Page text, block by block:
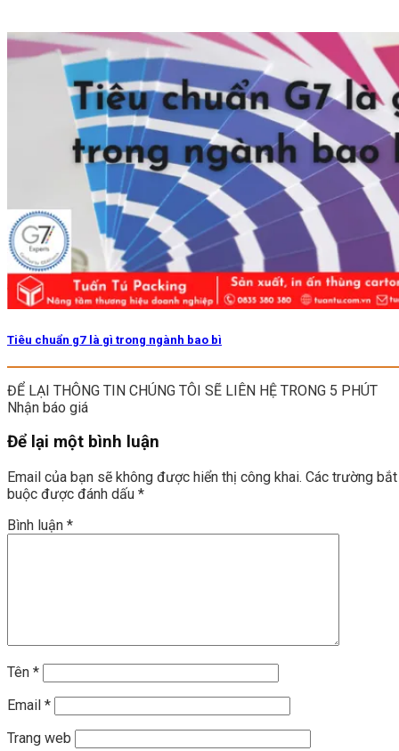
Tiêu chuẩn g7 là gì trong ngành bao bì
ĐỂ LẠI THÔNG TIN CHÚNG TÔI SẼ LIÊN HỆ TRONG 5 PHÚT
Nhận báo giá
Để lại một bình luận
Email của bạn sẽ không được hiển thị công khai. Các trường bắt
buộc được đánh dấu *
Bình luận *
Tên *
Email *
Trang web